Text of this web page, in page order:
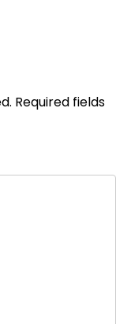
Required fields